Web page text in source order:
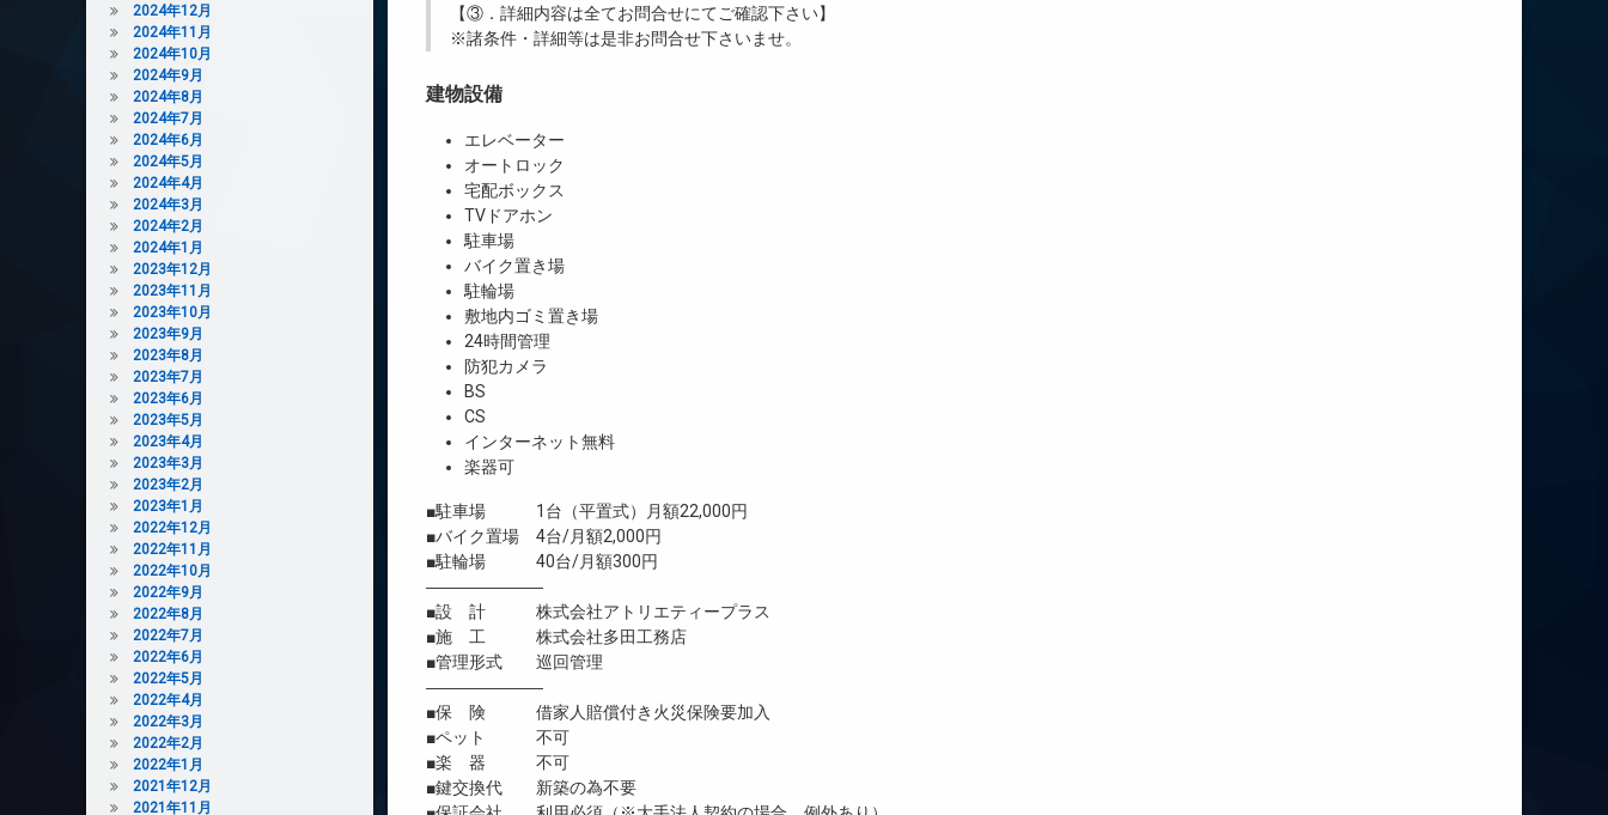
【③．詳細内容は全てお問合せにてご確認下さい】
※諸条件・詳細等は是非お問合せ下さいませ。
建物設備
エレベーター
オートロック
宅配ボックス
TVドアホン
駐車場
バイク置き場
駐輪場
敷地内ゴミ置き場
24時間管理
防犯カメラ
BS
CS
インターネット無料
楽器可
■駐車場 1台（平置式）月額22,000円
■バイク置場 4台/月額2,000円
■駐輪場 40台/月額300円
―――――――
■設 計 株式会社アトリエティープラス
■施 工 株式会社多田工務店
■管理形式 巡回管理
―――――――
■保 険 借家人賠償付き火災保険要加入
■ペット 不可
■楽 器 不可
■鍵交換代 新築の為不要
2024年12月
2024年11月
2024年10月
2024年9月
2024年8月
2024年7月
2024年6月
2024年5月
2024年4月
2024年3月
2024年2月
2024年1月
2023年12月
2023年11月
2023年10月
2023年9月
2023年8月
2023年7月
2023年6月
2023年5月
2023年4月
2023年3月
2023年2月
2023年1月
2022年12月
2022年11月
2022年10月
2022年9月
2022年8月
2022年7月
2022年6月
2022年5月
2022年4月
2022年3月
2022年2月
2022年1月
2021年12月
2021年11月